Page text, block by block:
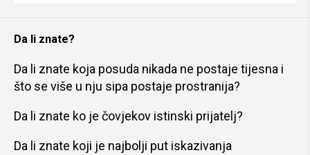
Da li znate?
Da li znate koja posuda nikada ne postaje tijesna i
što se više u nju sipa postaje prostranija?
Da li znate ko je čovjekov istinski prijatelj?
Da li znate koji je najbolji put iskazivanja